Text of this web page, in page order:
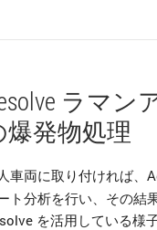
ラマ
爆発物処理
車両に取り付ければ、
ト分析を行い、その結
を活用している様